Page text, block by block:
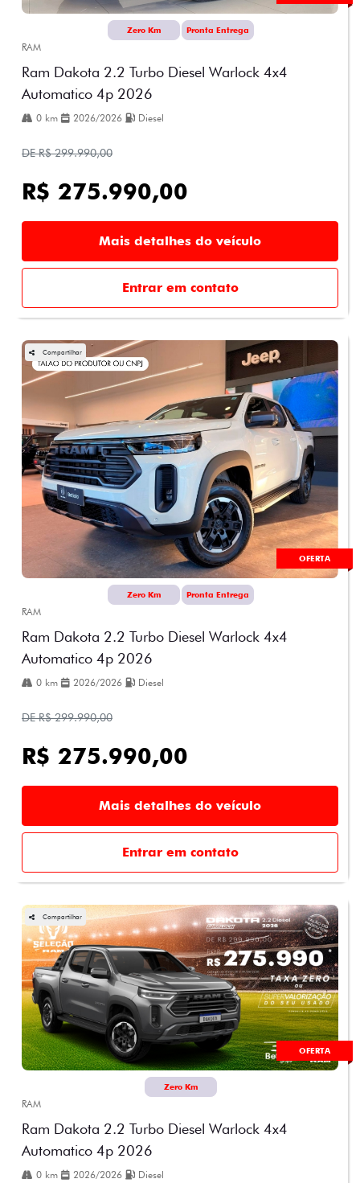
Zero Km Pronta Entrega
RAM
Ram Dakota 2.2 Turbo Diesel Warlock 4x4
Automatico 4p 2026
0 km 2026/2026 Diesel
DE R$ 299.990,00
R$ 275.990,00
Mais detalhes do veículo
Entrar em contato
OFERTA
Compartilhar
Zero Km Pronta Entrega
RAM
Ram Dakota 2.2 Turbo Diesel Warlock 4x4
Automatico 4p 2026
0 km 2026/2026 Diesel
DE R$ 299.990,00
R$ 275.990,00
Mais detalhes do veículo
Entrar em contato
OFERTA
Compartilhar
Zero Km
RAM
Ram Dakota 2.2 Turbo Diesel Warlock 4x4
Automatico 4p 2026
0 km 2026/2026 Diesel